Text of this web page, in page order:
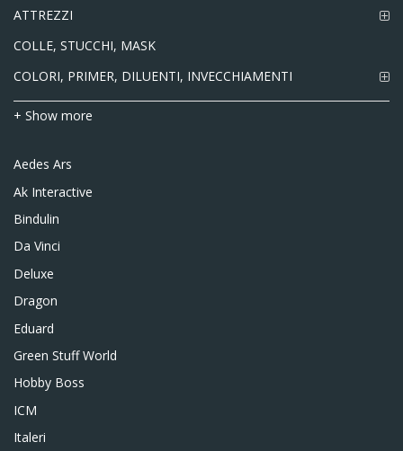
ATTREZZI
COLLE, STUCCHI, MASK
COLORI, PRIMER, DILUENTI, INVECCHIAMENTI
+ Show more
Aedes Ars
Ak Interactive
Bindulin
Da Vinci
Deluxe
Dragon
Eduard
Green Stuff World
Hobby Boss
ICM
Italeri